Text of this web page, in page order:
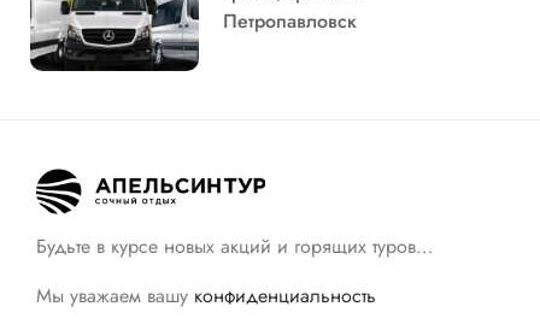
Петропавловск
Будьте в курсе новых акций и горящих туров…
Мы уважаем вашу конфиденциальность